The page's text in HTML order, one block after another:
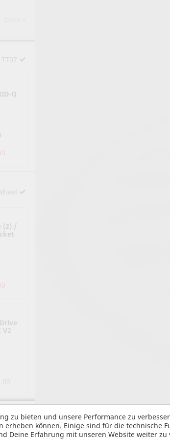
Q
(2) /
V2
zu bieten und unsere Performance zu
erheben können. Einige sind für die technische
Deine Erfahrung mit unseren Website weiter